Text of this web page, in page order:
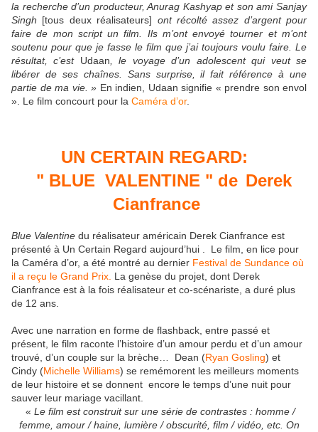
la recherche d’un producteur, Anurag Kashyap et son ami Sanjay
Singh [tous deux réalisateurs] ont récolté assez d’argent pour
faire de mon script un film. Ils m’ont envoyé tourner et m’ont
soutenu pour que je fasse le film que j’ai toujours voulu faire. Le
résultat, c’estUdaan , le voyage d’un adolescent qui veut se
libérer de ses chaînes. Sans surprise, il fait référence à une
partie de ma vie. » En indien, Udaan signifie « prendre son envol
». Le film concourt pour la Caméra d’or.
UN CERTAIN REGARD:
" BLUE VALENTINE " de Derek
Cianfrance
Blue Valentine du réalisateur américain Derek Cianfrance est
présenté à Un Certain Regard aujourd’hui . Le film, en lice pour
la Caméra d’or, a été montré au dernier Festival de Sundance où
il a reçu le Grand Prix. La genèse du projet, dont Derek
Cianfrance est à la fois réalisateur et co-scénariste, a duré plus
de 12 ans.
Avec une narration en forme de flashback, entre passé et
présent, le film raconte l’histoire d’un amour perdu et d’un amour
trouvé, d’un couple sur la brèche… Dean (Ryan Gosling) et
Cindy (Michelle Williams) se remémorent les meilleurs moments
de leur histoire et se donnent encore le temps d’une nuit pour
sauver leur mariage vacillant.
« Le film est construit sur une série de contrastes : homme /
femme, amour / haine, lumière / obscurité, film / vidéo, etc. On